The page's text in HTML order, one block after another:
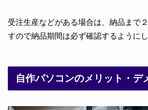
受注生産などがある場合は、納品まで
すので納品期間は必ず確認するようにし
自作パソコンのメリット・デ